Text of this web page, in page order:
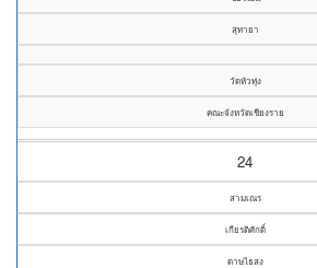
สุทายา
วัดหัวทุ่ง
คณะจังหวัดเชียงราย
24
สามเณร
เกียรติศักดิ์
ดาษไธสง